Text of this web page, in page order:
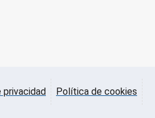
Política de cookies